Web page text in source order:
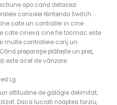
apo cand detasezi
consolei Nintendo Switch.
cate un controller in cine
cate cineva cine fie tocmac este
multe controllere conj un
preparaţie plătește un preț,
este acel de vânzare.
Lg
altitudine de gălăgie delimitat,
Daca lucrati noaptea tarziu,